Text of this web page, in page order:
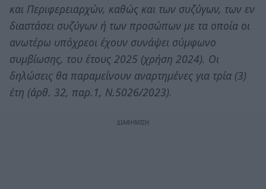
και Περιφερειαρχών, καθώς και των συζύγων, των εν
διαστάσει συζύγων ή των προσώπων με τα οποία οι
ανωτέρω υπόχρεοι έχουν συνάψει σύμφωνο
συμβίωσης, του έτους 2025 (χρήση 2024). Οι
δηλώσεις θα παραμείνουν αναρτημένες για τρία (3)
έτη (άρθ. 32, παρ.1, Ν.5026/2023).